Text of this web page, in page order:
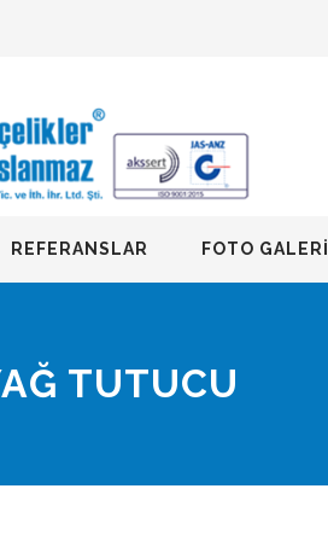
REFERANSLAR FOTO GALERI
TUTUCU